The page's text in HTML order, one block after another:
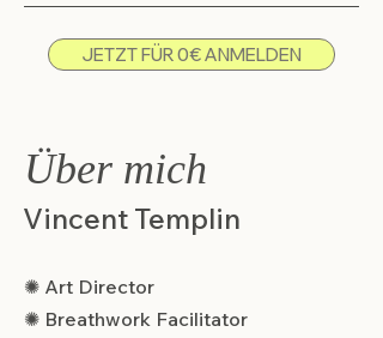
JETZT FÜR 0€ ANMELDEN
Über mich
Vincent Templin
✺ Art Director
✺ Breathwork Facilitator